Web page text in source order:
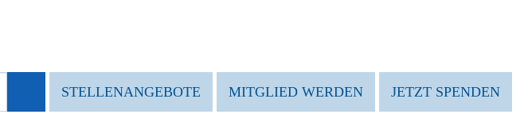
STELLENANGEBOTE MITGLIED WERDEN JETZT SPENDEN